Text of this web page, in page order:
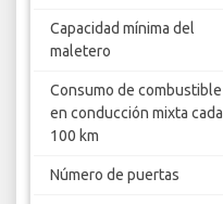
Capacidad mínima del
maletero
Consumo de combustible
en conducción mixta cada
100 km
Número de puertas